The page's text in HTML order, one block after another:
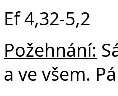
Ef 4,32-5,2
Požehnání:
a ve všem.